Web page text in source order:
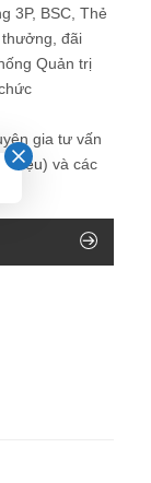
3P, BSC, Thẻ
đãi
Quản trị
gia tư vấn
thiệu) và các